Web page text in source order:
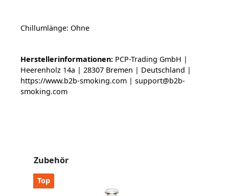
Chillumlänge: Ohne
Herstellerinformationen: PCP-Trading GmbH |
Heerenholz 14a | 28307 Bremen | Deutschland |
https://www.b2b-smoking.com | support@b2b-
smoking.com
Produktgalerie überspringen
Zubehör
Top